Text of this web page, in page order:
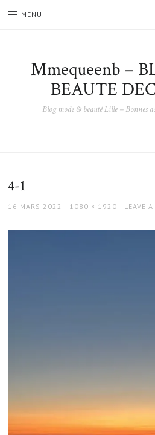
MENU
Mmequeenb –
BEAUTE
Blog mode & beauté Lille – Bonnes
4-1
POSTED
16 MARS 2022
FULL
1080 × 1920 LEAVE